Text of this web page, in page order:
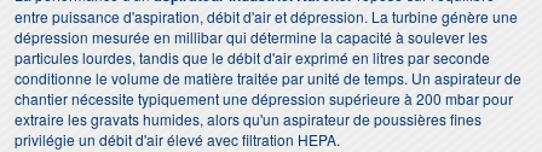
entre puissance d'aspiration, débit d'air et dépression. La turbine génère une
dépression mesurée en millibar qui détermine la capacité à soulever les
particules lourdes, tandis que le débit d'air exprimé en litres par seconde
conditionne le volume de matière traitée par unité de temps. Un aspirateur de
chantier nécessite typiquement une dépression supérieure à 200 mbar pour
extraire les gravats humides, alors qu'un aspirateur de poussières fines
privilégie un débit d'air élevé avec filtration HEPA.